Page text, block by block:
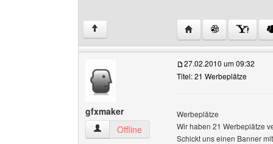
↑ Website dieses
gfxmaker
gfxmaker Benutzer-Profile anzeigen
Offline
27.02.2010 um 09:32
Titel: 21 Werbeplätze
Werbeplätze
Wir haben 21 Werbeplätze
Schickt uns einen Banner